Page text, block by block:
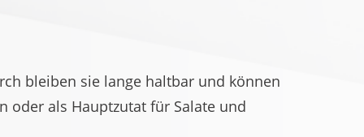
bleiben sie lange haltbar und können
oder als Hauptzutat für Salate und